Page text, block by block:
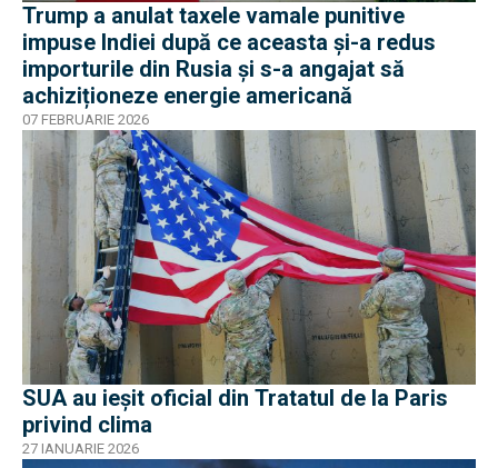
Trump a anulat taxele vamale punitive
impuse Indiei după ce aceasta și-a redus
importurile din Rusia și s-a angajat să
achiziționeze energie americană
07 FEBRUARIE 2026
SUA au ieșit oficial din Tratatul de la Paris
privind clima
27 IANUARIE 2026